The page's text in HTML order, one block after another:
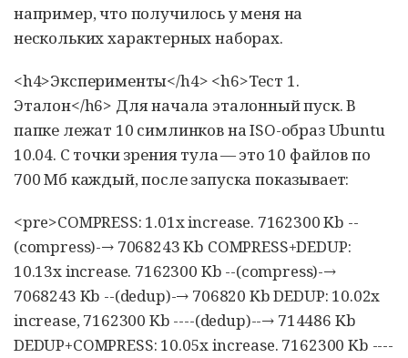
например, что получилось у меня на
нескольких характерных наборах.
<h4>Эксперименты</h4> <h6>Тест 1.
Эталон</h6> Для начала эталонный пуск. В
папке лежат 10 симлинков на ISO-образ Ubuntu
10.04. С точки зрения тула — это 10 файлов по
700 Мб каждый, после запуска показывает:
<pre>COMPRESS: 1.01x increase. 7162300 Kb --
(compress)-→ 7068243 Kb COMPRESS+DEDUP:
10.13x increase. 7162300 Kb --(compress)-→
7068243 Kb --(dedup)-→ 706820 Kb DEDUP: 10.02x
increase, 7162300 Kb ----(dedup)--→ 714486 Kb
DEDUP+COMPRESS: 10.05x increase. 7162300 Kb ----